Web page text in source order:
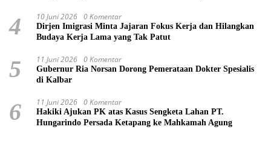
4 10 Juni 2026 0 Komentar
Dirjen Imigrasi Minta Jajaran Fokus Kerja dan Hilangkan
Budaya Kerja Lama yang Tak Patut
5 11 Juni 2026 0 Komentar
Gubernur Ria Norsan Dorong Pemerataan Dokter Spesialis
di Kalbar
6 11 Juni 2026 0 Komentar
Hakiki Ajukan PK atas Kasus Sengketa Lahan PT.
Hungarindo Persada Ketapang ke Mahkamah Agung